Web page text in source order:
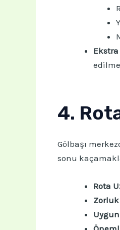
4.
Gölbaşı
sonu
Rota
Zorluk